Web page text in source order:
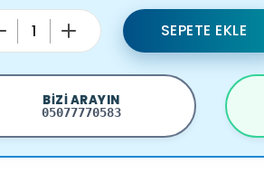
SEPETE EKLE
BIZI ARAYIN
05077770583